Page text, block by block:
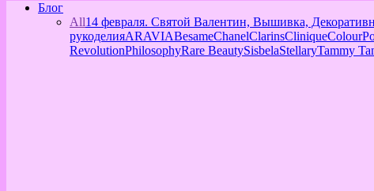
Блог
All14 февраля. Святой Валентин, Вышивка,
рукоделияARAVIABesameChanelClarinsClinique
RevolutionPhilosophyRare BeautySisbelaStellaryTammy